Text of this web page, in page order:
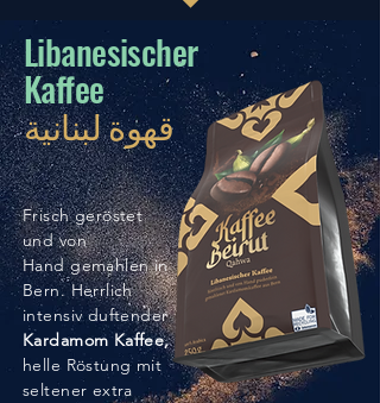
Libanesischer
Kaffee
قهوة لبنانية
Frisch geröstet
und von
Handgemahlen in
Bern. Herrlich
intensiv duftender
Kardamom Kaffee,
helle Röstung mit
seltener extra